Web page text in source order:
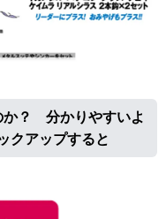
か？ 分かりやすいよ
クアップすると